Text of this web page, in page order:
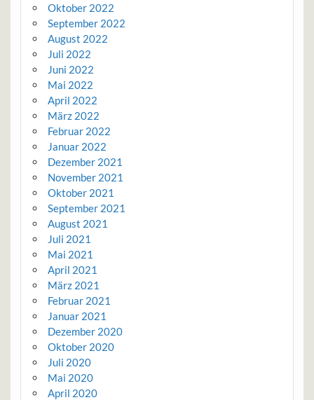
Oktober 2022
September 2022
August 2022
Juli 2022
Juni 2022
Mai 2022
April 2022
März 2022
Februar 2022
Januar 2022
Dezember 2021
November 2021
Oktober 2021
September 2021
August 2021
Juli 2021
Mai 2021
April 2021
März 2021
Februar 2021
Januar 2021
Dezember 2020
Oktober 2020
Juli 2020
Mai 2020
April 2020